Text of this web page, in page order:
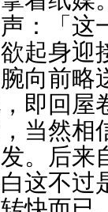
：「这
起身迎
向前略
即回屋
当然相
。后来
这不过